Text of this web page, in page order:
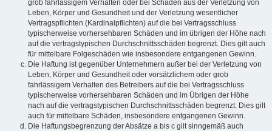
grob fahrlässigem Verhalten oder bei Schäden aus der Verletzung von
Leben, Körper und Gesundheit und der Verletzung wesentlicher
Vertragspflichten (Kardinalpflichten) auf die bei Vertragsschluss
typischerweise vorhersehbaren Schäden und im übrigen der Höhe nach
auf die vertragstypischen Durchschnittsschäden begrenzt. Dies gilt auch
für mittelbare Folgeschäden wie insbesondere entgangenen Gewinn.
Die Haftung ist gegenüber Unternehmern außer bei der Verletzung von
Leben, Körper und Gesundheit oder vorsätzlichem oder grob
fahrlässigem Verhalten des Betreibers auf die bei Vertragsschluss
typischerweise vorhersehbaren Schäden und im Übrigen der Höhe
nach auf die vertragstypischen Durchschnittsschäden begrenzt. Dies gilt
auch für mittelbare Schäden, insbesondere entgangenen Gewinn.
Die Haftungsbegrenzung der Absätze a bis c gilt sinngemäß auch